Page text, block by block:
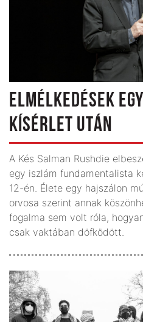
ELMÉLKEDÉSEK
KÍSÉRLET UTÁN
A Kés Salman Rushdie
egy iszlám fundamentalista
12-én. Élete egy hajszálon
orvosa szerint annak
fogalma sem volt róla,
csak vaktában döfködött.